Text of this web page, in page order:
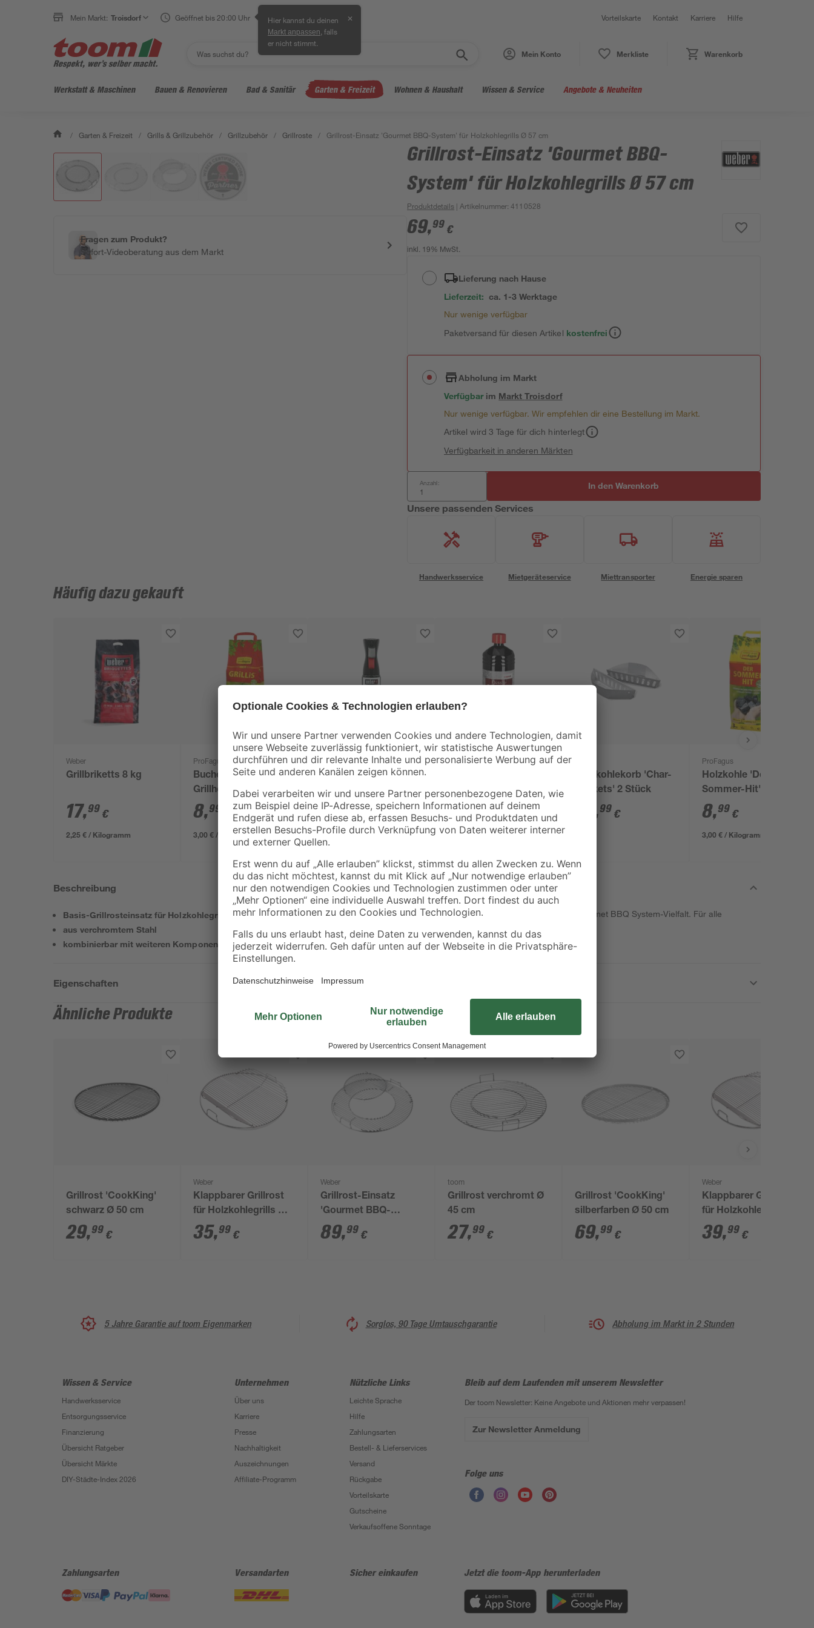
Mein Markt: Troisdorf Geöffnet bis 20:00 Uhr Hier kannst du deinen
Markt anpassen , falls
er nicht stimmt.
✕ Vorteilskarte Kontakt Karriere Hilfe
Mein Konto Merkliste Warenkorb
Werkstatt & Maschinen Bauen & Renovieren Bad & Sanitär Garten & Freizeit Wohnen & Haushalt Wissen & Service Angebote & Neuheiten
/ Garten & Freizeit / Grills & Grillzubehör / Grillzubehör / Grillroste / Grillrost-Einsatz 'Gourmet BBQ-System' für Holzkohlegrills Ø 57 cm
Fragen zum Produkt?
Sofort-Videoberatung aus dem Markt
Grillrost-Einsatz 'Gourmet BBQ-
System' für Holzkohlegrills Ø 57 cm
Produktdetails | Artikelnummer:4110528
69,99 €
inkl. 19% MwSt.
Lieferung nach Hause
Lieferzeit: ca. 1-3 Werktage
Nur wenige verfügbar
Paketversand für diesen Artikel kostenfrei
Abholung im Markt
Verfügbar im MarktTroisdorf
Nur wenige verfügbar. Wir empfehlen dir eine Bestellung im Markt.
Artikel wird 3 Tage für dich hinterlegt
Verfügbarkeit in anderen Märkten
Anzahl: In den Warenkorb
Unsere passenden Services
Handwerksservice Mietgeräteservice Miettransporter Energie sparen
Häufig dazu gekauft
Weber
Grillbriketts 8 kg
17,99 €
2,25 € / Kilogramm
ProFagus
Buchen-
Grillholzkohlebriketts
'Grillis' 3 kg
8,99
3,00 € / Kilogramm
Weber
Grillrost-Reiniger 300
ml
10,49 €
34,97 € / Liter
toom
4,99€
4,99 € / Liter
Holzkohlekorb 'Char-
Baskets' 2 Stück
,99 €
ProFagus
Holzkohle 'Der
Sommer-Hit' 3 kg
8,99 €
3,00 € / Kilogramm
Beschreibung
Basis-Grillrosteinsatz für Holzkohlegrills mit Ø 57 cm
aus verchromtem Stahl
kombinierbar mit weiteren Komponenten des 'Gourmet BBQ'-Systems
Die flexible Basisausstattung für die große Gourmet BBQ System-Vielfalt. Für alle
Eigenschaften
Ähnliche Produkte
Grillrost 'CookKing'
schwarz Ø 50 cm
29,99 €
Weber
Klappbarer Grillrost
für Holzkohlegrills Ø
57 cm beschichteter
Stahl
35,99 €
Weber
Grillrost-Einsatz
'Gourmet BBQ-
System' für
Holzkohlegrills Ø 57
89,99 €
toom
Grillrost verchromt Ø
45 cm
27,99 €
Grillrost 'CookKing'
silberfarben Ø 50 cm
69,99 €
Weber
Klappbarer Grillrost
für Holzkohlegrills Ø
47 cm beschichteter
Stahl
39,99 €
5 Jahre Garantie auf toom Eigenmarken Sorglos, 90 Tage Umtauschgarantie Abholung im Markt in 2 Stunden
Wissen & Service
Handwerksservice
Entsorgungsservice
Finanzierung
Übersicht Ratgeber
Übersicht Märkte
DIY-Städte-Index 2026
Unternehmen
Über uns
Karriere
Presse
Nachhaltigkeit
Auszeichnungen
Affiliate-Programm
Nützliche Links
Leichte Sprache
Hilfe
Zahlungsarten
Bestell- & Lieferservices
Versand
Rückgabe
Vorteilskarte
Gutscheine
Verkaufsoffene Sonntage
Bleib auf dem Laufenden mit unserem Newsletter
Der toom Newsletter: Keine Angebote und Aktionen mehr verpassen!
Zur Newsletter Anmeldung
Folge uns
Zahlungsarten Versandarten Sicher einkaufen Jetzt die toom-App herunterladen